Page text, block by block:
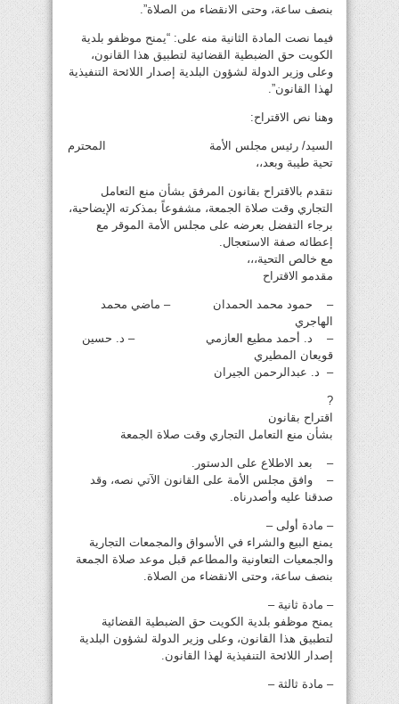
بنصف ساعة، وحتى الانقضاء من الصلاة”.
فيما نصت المادة الثانية منه على: “يمنح موظفو بلدية
الكويت حق الضبطية القضائية لتطبيق هذا القانون،
وعلى وزير الدولة لشؤون البلدية إصدار اللائحة التنفيذية
لهذا القانون”.
وهنا نص الاقتراح:
السيد/ رئيس مجلس الأمة المحترم
تحية طيبة وبعد،،
نتقدم بالاقتراح بقانون المرفق بشأن منع التعامل
التجاري وقت صلاة الجمعة، مشفوعاً بمذكرته الإيضاحية،
برجاء التفضل بعرضه على مجلس الأمة الموقر مع
إعطائه صفة الاستعجال.
مع خالص التحية،،،
مقدمو الاقتراح
– حمود محمد الحمدان – ماضي محمد
الهاجري
– د. أحمد مطيع العازمي – د. حسين
قويعان المطيري
– د. عبدالرحمن الجيران
?
اقتراح بقانون
بشأن منع التعامل التجاري وقت صلاة الجمعة
– بعد الاطلاع على الدستور.
– وافق مجلس الأمة على القانون الآتي نصه، وقد
صدقنا عليه وأصدرناه.
– مادة أولى –
يمنع البيع والشراء في الأسواق والمجمعات التجارية
والجمعيات التعاونية والمطاعم قبل موعد صلاة الجمعة
بنصف ساعة، وحتى الانقضاء من الصلاة.
– مادة ثانية –
يمنح موظفو بلدية الكويت حق الضبطية القضائية
لتطبيق هذا القانون، وعلى وزير الدولة لشؤون البلدية
إصدار اللائحة التنفيذية لهذا القانون.
– مادة ثالثة –